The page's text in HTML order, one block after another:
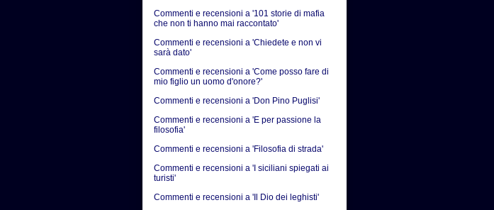
Commenti e recensioni a '101 storie di mafia
che non ti hanno mai raccontato'
Commenti e recensioni a 'Chiedete e non vi
sarà dato'
Commenti e recensioni a 'Come posso fare di
mio figlio un uomo d'onore?'
Commenti e recensioni a 'Don Pino Puglisi'
Commenti e recensioni a 'E per passione la
filosofia'
Commenti e recensioni a 'Filosofia di strada'
Commenti e recensioni a 'I siciliani spiegati ai
turisti'
Commenti e recensioni a 'Il Dio dei leghisti'